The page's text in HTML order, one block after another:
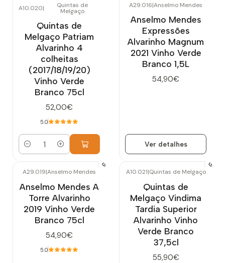
A10.020| Quintas de
Melgaço
Quintas de
Melgaço Patriam
Alvarinho 4
colheitas
(2017/18/19/20)
Vinho Verde
Branco 75cl
52,00€
5.0
Quantidade
A29.016|Anselmo Mendes
Anselmo Mendes
Expressões
Alvarinho Magnum
2021 Vinho Verde
Branco 1,5L
54,90€
Ver detalhes
A29.019|Anselmo Mendes
Anselmo Mendes A
Torre Alvarinho
2019 Vinho Verde
Branco 75cl
54,90€
5.0
A10.021|Quintas de Melgaço
Quintas de
Melgaço Vindima
Tardia Superior
Alvarinho Vinho
Verde Branco
37,5cl
55,90€